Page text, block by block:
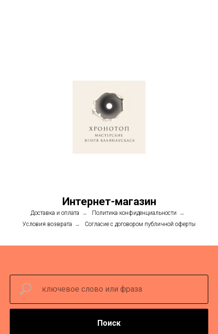
Интернет-магазин
Доставка и оплата → Политика конфиденциальности →
Условия возврата → Согласие с договором публичной оферты
Поиск